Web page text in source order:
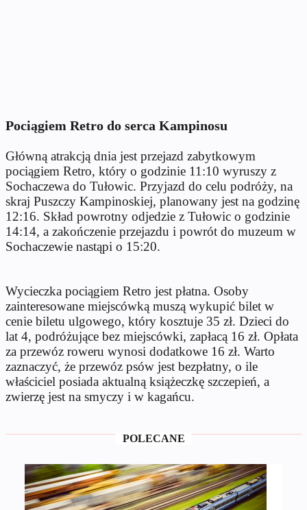
Pociągiem Retro do serca Kampinosu
Główną atrakcją dnia jest przejazd zabytkowym
pociągiem Retro, który o godzinie 11:10 wyruszy z
Sochaczewa do Tułowic. Przyjazd do celu podróży, na
skraj Puszczy Kampinoskiej, planowany jest na godzinę
12:16. Skład powrotny odjedzie z Tułowic o godzinie
14:14, a zakończenie przejazdu i powrót do muzeum w
Sochaczewie nastąpi o 15:20.
Wycieczka pociągiem Retro jest płatna. Osoby
zainteresowane miejscówką muszą wykupić bilet w
cenie biletu ulgowego, który kosztuje 35 zł. Dzieci do
lat 4, podróżujące bez miejscówki, zapłacą 16 zł. Opłata
za przewóz roweru wynosi dodatkowe 16 zł. Warto
zaznaczyć, że przewóz psów jest bezpłatny, o ile
właściciel posiada aktualną książeczkę szczepień, a
zwierzę jest na smyczy i w kagańcu.
POLECANE